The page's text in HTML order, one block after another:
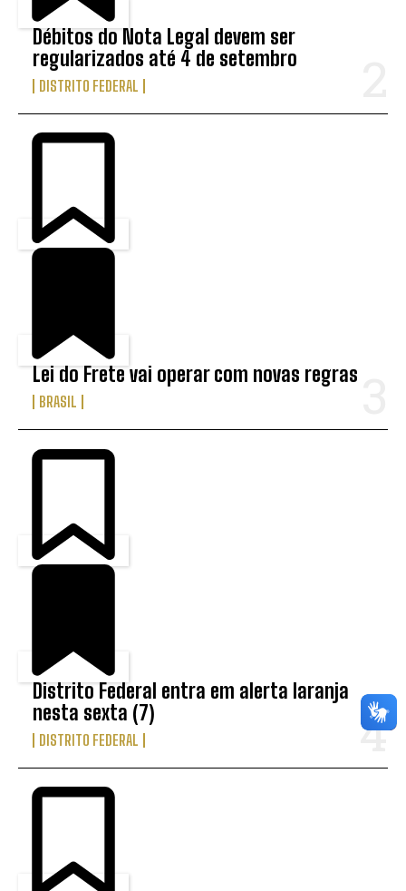
Débitos do Nota Legal devem ser
regularizados até 4 de setembro
DISTRITO FEDERAL
Lei do Frete vai operar com novas regras
BRASIL
Distrito Federal entra em alerta laranja
nesta sexta (7)
DISTRITO FEDERAL